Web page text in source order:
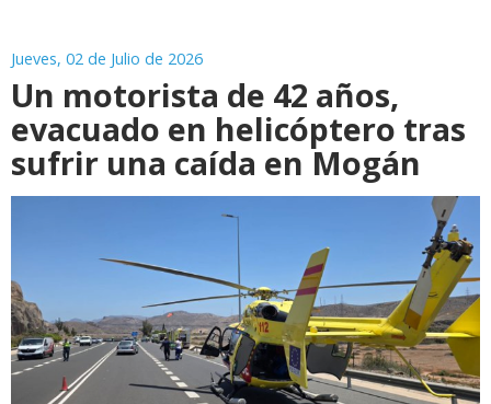
Jueves, 02 de Julio de 2026
Un motorista de 42 años,
evacuado en helicóptero tras
sufrir una caída en Mogán